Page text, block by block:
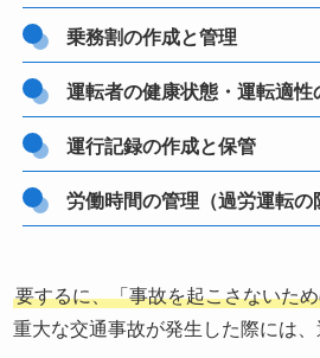
乗務割の作成と管理
運転者の健康状態・運転適性
運行記録の作成と保管
労働時間の管理（過労運転の
要するに、「事故を起こさないた
重大な交通事故が発生した際には